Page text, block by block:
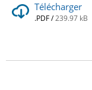
Télécharger
.PDF/239.97 kB